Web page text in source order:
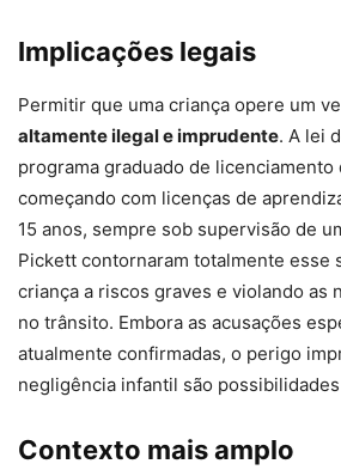
Implicações legais
Permitir que uma criança opere um
altamente ilegal e imprudente. A lei
programa graduado de licenciamento
começando com licenças de
15 anos, sempre sob supervisão de
Pickett contornaram totalmente esse
criança a riscos graves e violando as
no trânsito. Embora as acusações
atualmente confirmadas, o perigo
negligência infantil são
Contexto mais amplo